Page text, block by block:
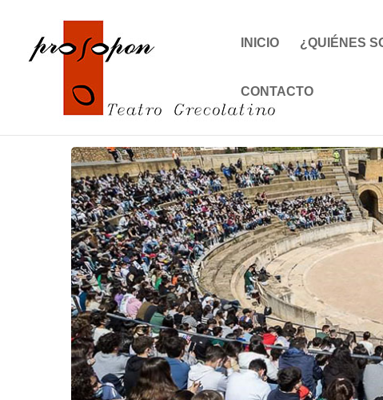
INICIO ¿QUIÉNES
CONTACTO
Inicio Events - Prosopon Teatro Itálica